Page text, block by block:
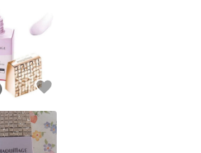
ザーはYahoo!フリマの取引を完了させた実績がありま
ザーは他フリマサービスでの取引実績があります
送を保証しているものではありません
出品ページへ
キャンセル